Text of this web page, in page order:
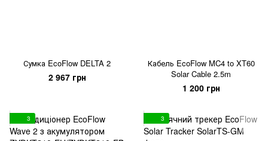
Сумка EcoFlow DELTA 2
2 967 грн
Кабель EcoFlow MC4 to XT60
Solar Cable 2.5m
1 200 грн
3 3